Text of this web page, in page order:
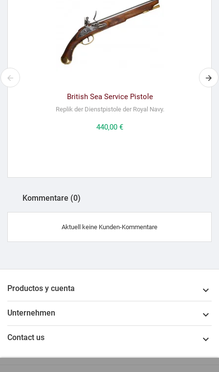
British Sea Service Pistole
Replik der Dienstpistole der Royal Navy.
Preis
440,00 €
Kommentare (0)
Aktuell keine Kunden-Kommentare
Productos y cuenta 
Unternehmen 
Contact us 